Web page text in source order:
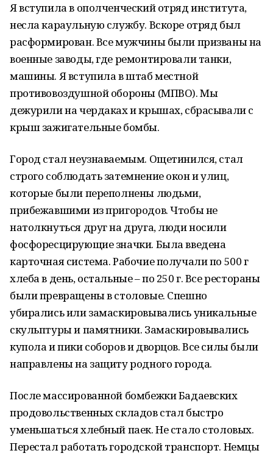
Я вступила в ополченческий отряд института,
несла караульную службу. Вскоре отряд был
расформирован. Все мужчины были призваны на
военные заводы, где ремонтировали танки,
машины. Я вступила в штаб местной
противовоздушной обороны (МПВО). Мы
дежурили на чердаках и крышах, сбрасывали с
крыш зажигательные бомбы.
Город стал неузнаваемым. Ощетинился, стал
строго соблюдать затемнение окон и улиц,
которые были переполнены людьми,
прибежавшими из пригородов. Чтобы не
натолкнуться друг на друга, люди носили
фосфоресцирующие значки. Была введена
карточная система. Рабочие получали по 500 г
хлеба в день, остальные – по 250 г. Все рестораны
были превращены в столовые. Спешно
убирались или замаскировывались уникальные
скульптуры и памятники. Замаскировывались
купола и пики соборов и дворцов. Все силы были
направлены на защиту родного города.
После массированной бомбежки Бадаевских
продовольственных складов стал быстро
уменьшаться хлебный паек. Не стало столовых.
Перестал работать городской транспорт. Немцы